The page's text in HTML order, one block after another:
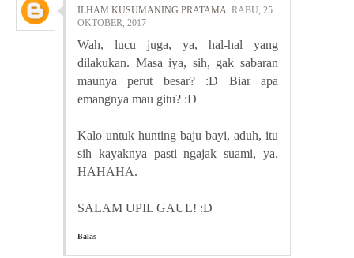
ILHAM KUSUMANING PRATAMA RABU, 25
OKTOBER, 2017
Wah, lucu juga, ya, hal-hal yang
dilakukan. Masa iya, sih, gak sabaran
maunya perut besar? :D Biar apa
emangnya mau gitu? :D
Kalo untuk hunting baju bayi, aduh, itu
sih kayaknya pasti ngajak suami, ya.
HAHAHA.
SALAM UPIL GAUL! :D
Balas